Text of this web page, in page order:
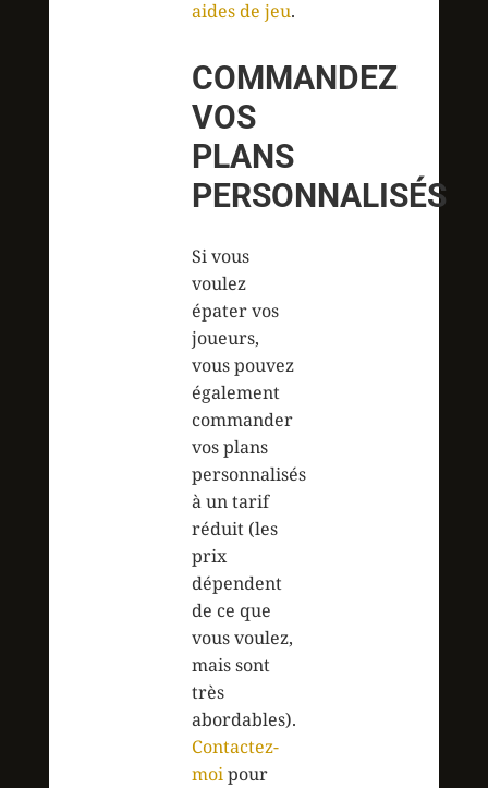
aides de jeu.
COMMANDEZ
VOS
PLANS
PERSONNALISÉS
Si vous
voulez
épater vos
joueurs,
vous pouvez
également
commander
vos plans
personnalisés
à un tarif
réduit (les
prix
dépendent
de ce que
vous voulez,
mais sont
très
abordables).
Contactez-
moipour